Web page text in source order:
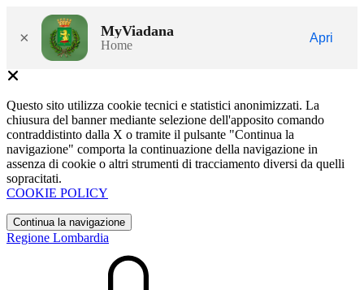
× MyViadana
Home
Apri
Questo sito utilizza cookie tecnici e statistici anonimizzati. La
chiusura del banner mediante selezione dell'apposito comando
contraddistinto dalla X o tramite il pulsante "Continua la
navigazione" comporta la continuazione della navigazione in
assenza di cookie o altri strumenti di tracciamento diversi da quelli
sopracitati.
COOKIE POLICY
Continua la navigazione
Regione Lombardia